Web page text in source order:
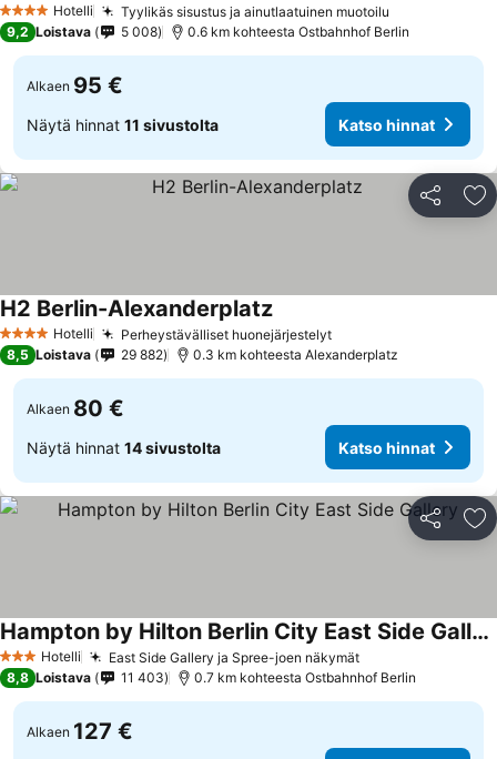
4 Tähtiluokitus
Hotelli Tyylikäs sisustus ja ainutlaatuinen muotoilu
9,2 Loistava 5 008 0.6 km kohteesta Ostbahnhof Berlin
Alkaen 95 €
Näytä hinnat 11 sivustolta Katso hinnat
Jaa
4 Tähtiluokitus
Hotelli Perheystävälliset huonejärjestelyt
H2 Berlin-Alexanderplatz
8,5 Loistava 29 882 0.3 km kohteesta Alexanderplatz
Alkaen 80 €
Näytä hinnat 14 sivustolta Katso hinnat
Jaa
3 Tähtiluokitus
Hotelli East Side Gallery ja Spree-joen näkymät
Hampton by Hilton Berlin City East Side Gallery
8,8 Loistava 11 403 0.7 km kohteesta Ostbahnhof Berlin
Alkaen 127 €